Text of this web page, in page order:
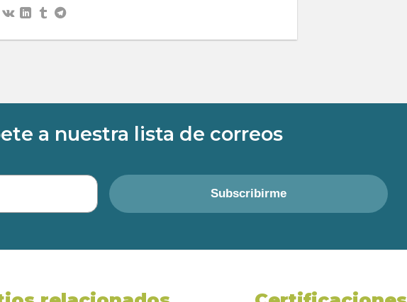
a nuestra lista de correos
Subscribirme